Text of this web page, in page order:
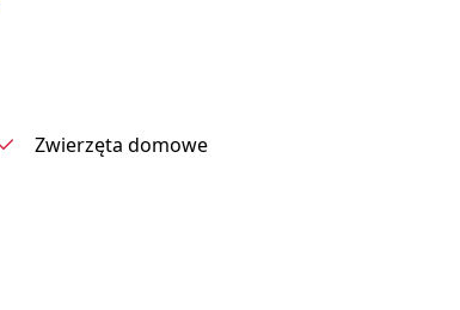
Zwierzęta domowe